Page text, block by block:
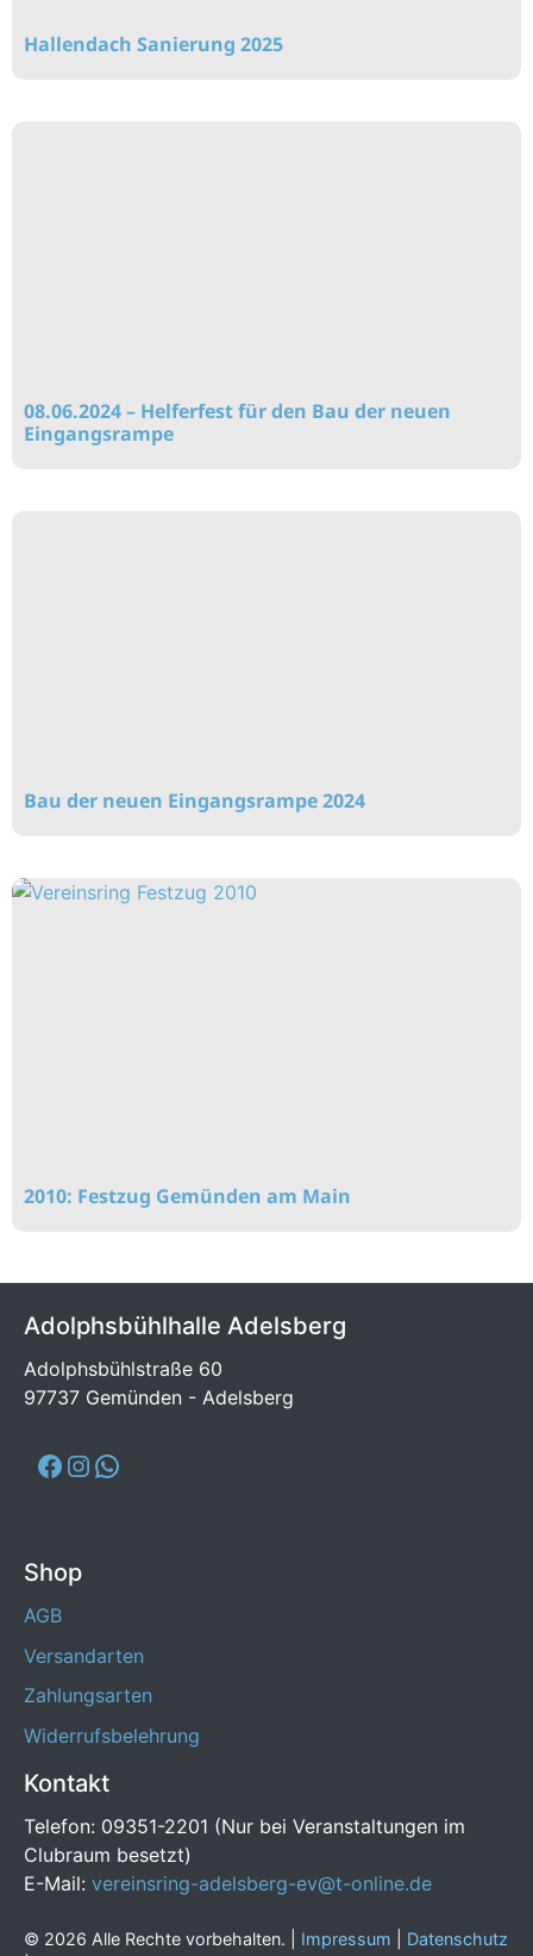
Hallendach Sanierung 2025
08.06.2024 – Helferfest für den Bau der neuen
Eingangsrampe
Bau der neuen Eingangsrampe 2024
2010: Festzug Gemünden am Main
Adolphsbühlhalle Adelsberg
Adolphsbühlstraße 60
97737 Gemünden - Adelsberg
Shop
AGB
Versandarten
Zahlungsarten
Widerrufsbelehrung
Kontakt
Telefon: 09351-2201 (Nur bei Veranstaltungen im
Clubraum besetzt)
E-Mail: vereinsring-adelsberg-ev@t-online.de
© 2026 Alle Rechte vorbehalten. | Impressum
Datenschutz